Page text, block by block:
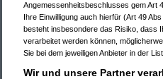
Angemessenheitsbeschlusses gem Art
Ihre Einwilligung auch hierfür (Art 49
besteht insbesondere das Risiko, dass
verarbeitet werden können,
Sie bei dem jeweiligen Anbieter in der
Wir und unsere Partner